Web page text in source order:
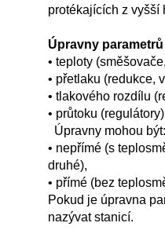
protékajících z vyšší
Úpravny parametrů
• teploty
• přetlaku (redukce,
• tlakového rozdílu
• průtoku
Úpravny mohou být:
• nepřímé (s
druhé),
• přímé (bez
Pokud je úpravna
nazývat stanicí.